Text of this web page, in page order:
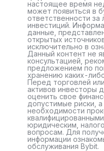
настоящее время
может появиться в
ответственности
инвестиций.
данные,
открытых
исключительно в
Данный контент не
консультацией,
предложением по
хранению каких-
Перед торговлей
активов инвесторы
оценить свое
допустимые риски,
необходимости
юридическим,
вопросам. Для
информации
обслуживания Bybit.